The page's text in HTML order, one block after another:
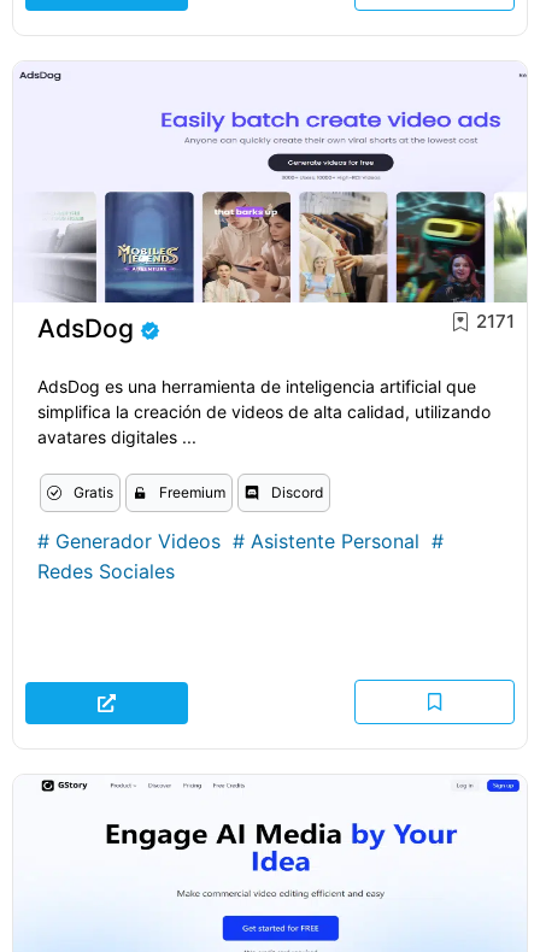
AdsDog 2171
AdsDog es una herramienta de inteligencia artificial que
simplifica la creación de videos de alta calidad, utilizando
avatares digitales ...
Gratis Freemium Discord
# Generador Videos # Asistente Personal #
Redes Sociales